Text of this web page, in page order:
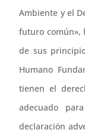
Ambiente y el
futuro común»,
de sus
Humano
tienen el
adecuado
declaración